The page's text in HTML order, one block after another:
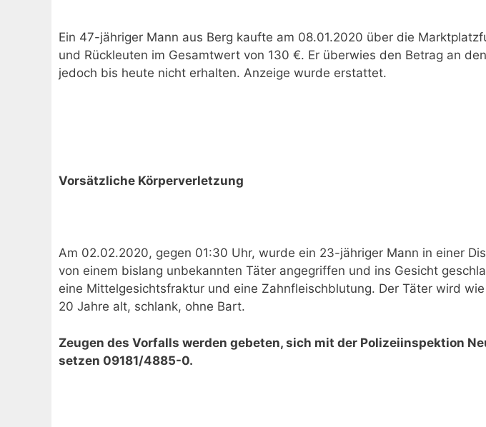
Ein 47-jähriger Mann aus Berg kaufte am 08.01.2020 über die
und Rückleuten im Gesamtwert von 130 €. Er überwies den Betrag an
jedoch bis heute nicht erhalten. Anzeige wurde erstattet.
Vorsätzliche Körperverletzung
Am 02.02.2020, gegen 01:30 Uhr, wurde ein 23-jähriger Mann in einer
von einem bislang unbekannten Täter angegriffen und ins Gesicht
eine Mittelgesichtsfraktur und eine Zahnfleischblutung. Der Täter wird
20 Jahre alt, schlank, ohne Bart.
Zeugen des Vorfalls werden gebeten, sich mit der Polizeiinspektion
setzen 09181/4885-0.